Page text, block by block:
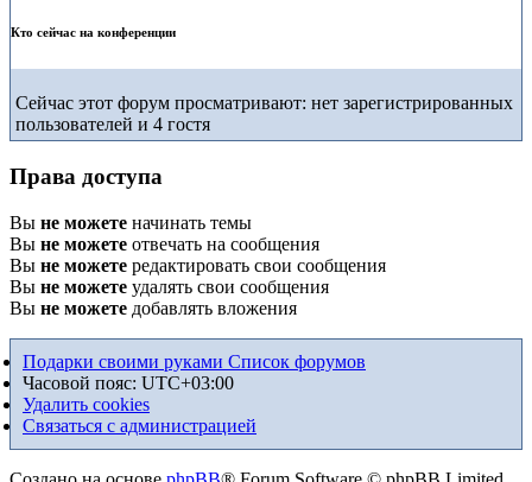
Кто сейчас на конференции
Сейчас этот форум просматривают: нет зарегистрированных
пользователей и 4 гостя
Права доступа
Вы не можете начинать темы
Вы не можете отвечать на сообщения
Вы не можете редактировать свои сообщения
Вы не можете удалять свои сообщения
Вы не можете добавлять вложения
Подарки своими руками Список форумов
Часовой пояс: UTC+03:00
Удалить cookies
Связаться с администрацией